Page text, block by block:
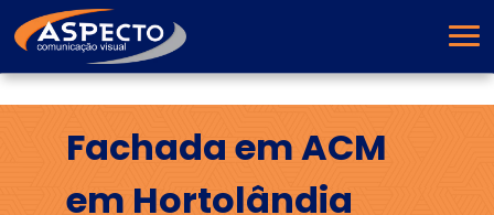
Fachada em ACM
em Hortolândia